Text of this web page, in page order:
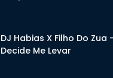
DJ Habias X Filho Do Zua
Decide Me Levar